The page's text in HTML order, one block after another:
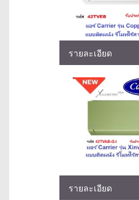
รายละเอียด
รายละเอียด